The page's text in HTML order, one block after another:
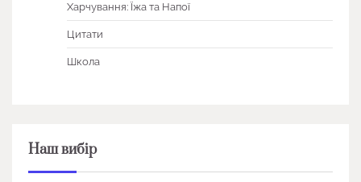
Харчування: Їжа та Напої
Цитати
Школа
Наш вибір